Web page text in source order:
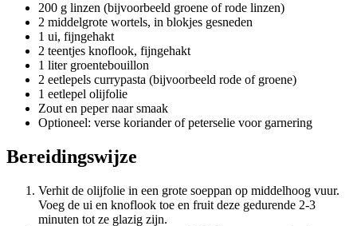
200 g linzen (bijvoorbeeld groene of rode linzen)
2 middelgrote wortels, in blokjes gesneden
1 ui, fijngehakt
2 teentjes knoflook, fijngehakt
1 liter groentebouillon
2 eetlepels currypasta (bijvoorbeeld rode of groene)
1 eetlepel olijfolie
Zout en peper naar smaak
Optioneel: verse koriander of peterselie voor garnering
Bereidingswijze
Verhit de olijfolie in een grote soeppan op middelhoog vuur.
Voeg de ui en knoflook toe en fruit deze gedurende 2-3
minuten tot ze glazig zijn.